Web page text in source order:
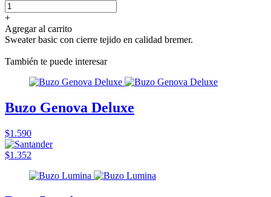
+
Agregar al carrito
Sweater basic con cierre tejido en calidad bremer.
También te puede interesar
Buzo Genova Deluxe
$1.590
$1.352